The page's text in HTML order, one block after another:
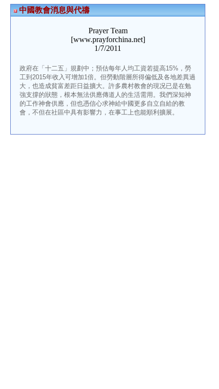
中國教會消息與代禱
Prayer Team
[www.prayforchina.net]
1/7/2011
政府在「十二五」規劃中；預估每年人均工資若提高15%，勞
工到2015年收入可增加1倍。但勞動階層所得偏低及各地差異過
大，也造成貧富差距日益擴大。許多農村教會的現况已是在勉
強支撐的狀態，根本無法供應傳道人的生活需用。我們深知神
的工作神會供應，但也憑信心求神給中國更多自立自給的教
會，不但在社區中具有影響力，在事工上也能順利擴展。